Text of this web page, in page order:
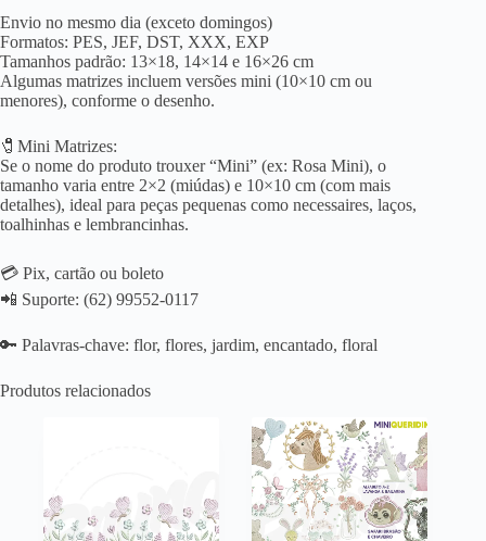
Envio no mesmo dia (exceto domingos)
Formatos: PES, JEF, DST, XXX, EXP
Tamanhos padrão: 13×18, 14×14 e 16×26 cm
Algumas matrizes incluem versões mini (10×10 cm ou
menores), conforme o desenho.
🧷Mini Matrizes:
Se o nome do produto trouxer “Mini” (ex: Rosa Mini), o
tamanho varia entre 2×2 (miúdas) e 10×10 cm (com mais
detalhes), ideal para peças pequenas como necessaires, laços,
toalhinhas e lembrancinhas.
💳 Pix, cartão ou boleto
📲 Suporte: (62) 99552-0117
🔑 Palavras-chave: flor, flores, jardim, encantado, floral
Produtos relacionados